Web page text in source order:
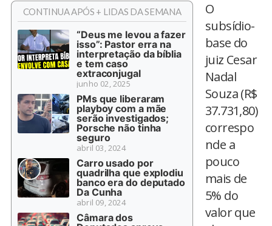
CONTINUA APÓS + LIDAS DA SEMANA
“Deus me levou a fazer
isso”: Pastor erra na
interpretação da bíblia
e tem caso
extraconjugal
junho 02, 2025
PMs que liberaram
playboy com a mãe
serão investigados;
Porsche não tinha
seguro
abril 03, 2024
Carro usado por
quadrilha que explodiu
banco era do deputado
Da Cunha
abril 09, 2024
Câmara dos
O
subsídio-
base do
juiz Cesar
Nadal
Souza (R$
37.731,80)
correspo
nde a
pouco
mais de
5% do
valor que